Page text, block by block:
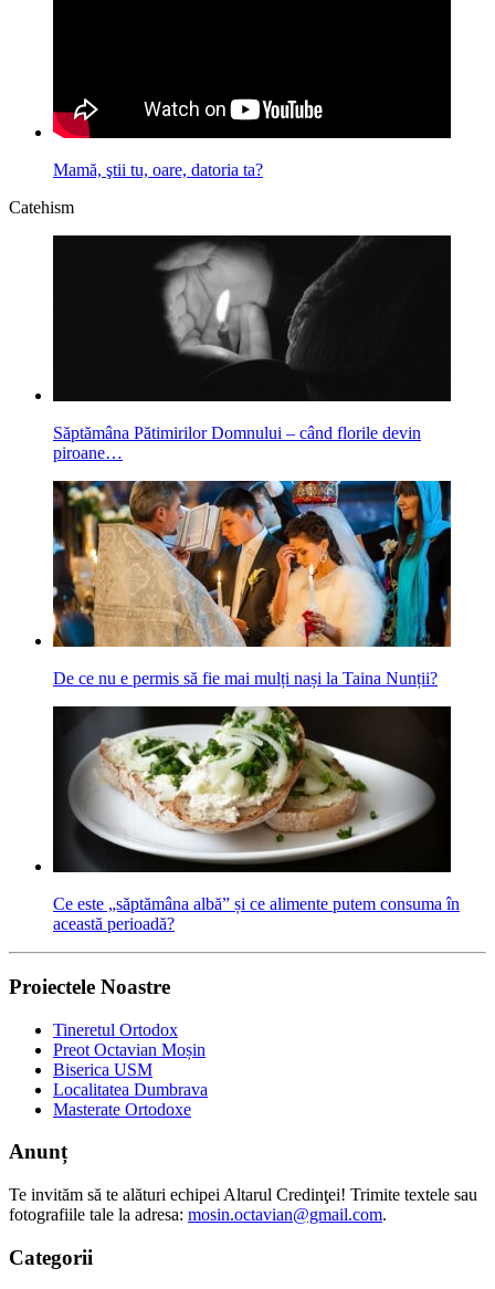
Mamă, ştii tu, oare, datoria ta?
Catehism
Săptămâna Pătimirilor Domnului – când florile devin
piroane…
De ce nu e permis să fie mai mulți nași la Taina Nunții?
Ce este „săptămâna albă” și ce alimente putem consuma în
această perioadă?
Proiectele Noastre
Tineretul Ortodox
Preot Octavian Moșin
Biserica USM
Localitatea Dumbrava
Masterate Ortodoxe
Anunț
Te invităm să te alături echipei Altarul Credinţei! Trimite textele sau
fotografiile tale la adresa: mosin.octavian@gmail.com.
Categorii